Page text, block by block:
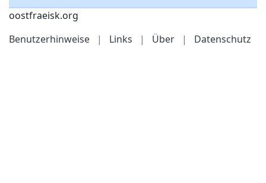
oostfraeisk.org
Benutzerhinweise
| Links | Über | Datenschutz